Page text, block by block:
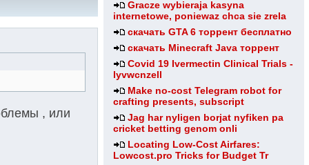
Gracze wybieraja kasyna
internetowe, poniewaz chca sie zrela
скачать GTA 6 торрент бесплатно
скачать Minecraft Java торрент
Covid 19 Ivermectin Clinical Trials -
lyvwcnzell
Make no-cost Telegram robot for
crafting presents, subscript
Jag har nyligen borjat nyfiken pa
cricket betting genom onli
Locating Low-Cost Airfares:
Lowcost.pro Tricks for Budget Tr
, или